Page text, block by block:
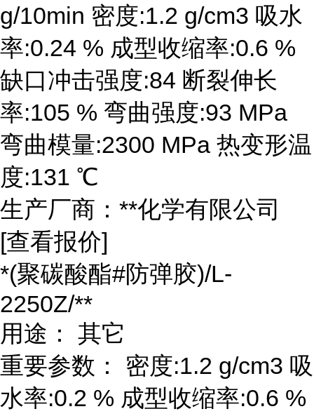
g/10min 密度:1.2 g/cm3 吸水
率:0.24 % 成型收缩率:0.6 %
缺口冲击强度:84 断裂伸长
率:105 % 弯曲强度:93 MPa
弯曲模量:2300 MPa 热变形温
度:131 ℃
生产厂商：**化学有限公司
[查看报价]
*(聚碳酸酯#防弹胶)/L-
2250Z/**
用途： 其它
重要参数： 密度:1.2 g/cm3 吸
水率:0.2 % 成型收缩率:0.6 %